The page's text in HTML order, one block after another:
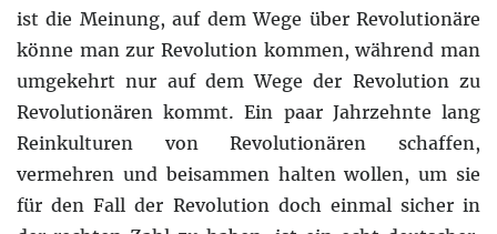
ist die Meinung, auf dem Wege über Revolutionäre
könne man zur Revolution kommen, während man
umgekehrt nur auf dem Wege der Revolution zu
Revolutionären kommt. Ein paar Jahrzehnte lang
Reinkulturen von Revolutionären schaffen,
vermehren und beisammen halten wollen, um sie
für den Fall der Revolution doch einmal sicher in